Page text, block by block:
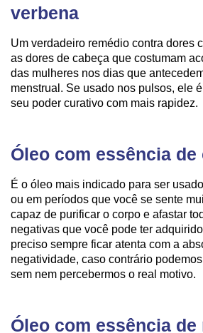
verbena
Um verdadeiro remédio contra dores
as dores de cabeça que costumam
das mulheres nos dias que
menstrual. Se usado nos pulsos, ele
seu poder curativo com mais rapidez.
Óleo com essência de
É o óleo mais indicado para ser
ou em períodos que você se sente
capaz de purificar o corpo e afastar
negativas que você pode ter
preciso sempre ficar atenta com a
negatividade, caso contrário
sem nem percebermos o real motivo.
Óleo com essência de